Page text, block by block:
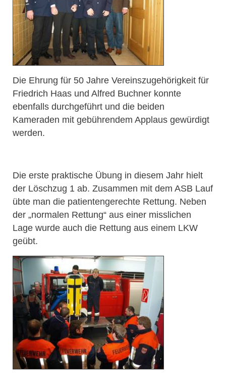
Die Ehrung für 50 Jahre Vereinszugehörigkeit für
Friedrich Haas und Alfred Buchner konnte
ebenfalls durchgeführt und die beiden
Kameraden mit gebührendem Applaus gewürdigt
werden.
Die erste praktische Übung in diesem Jahr hielt
der Löschzug 1 ab. Zusammen mit dem ASB Lauf
übte man die patientengerechte Rettung. Neben
der „normalen Rettung“ aus einer misslichen
Lage wurde auch die Rettung aus einem LKW
geübt.